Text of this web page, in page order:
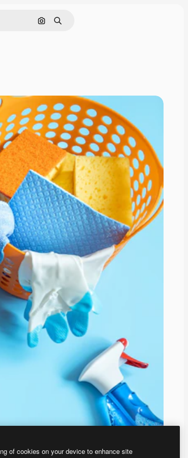
画像で検索
検索
of cookies on your device to enhance site